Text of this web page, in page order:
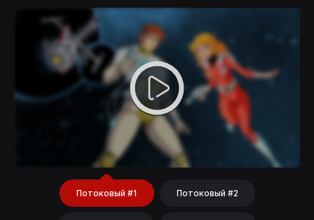
Потоковый #1 Потоковый #2